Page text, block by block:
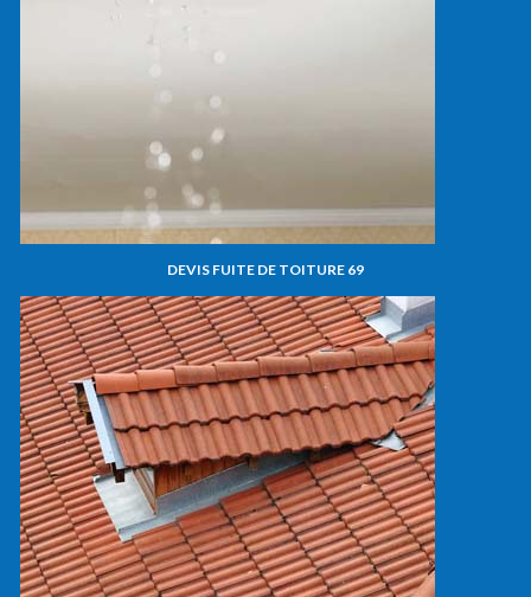
DEVIS FUITE DE TOITURE 69